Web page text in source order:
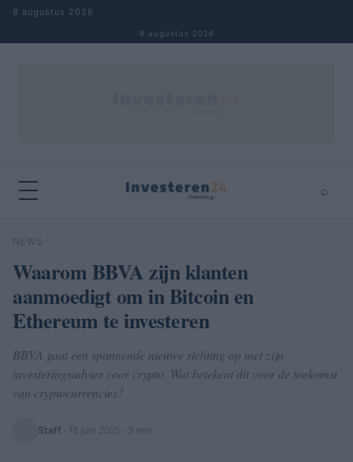
Naar inhoud springen
8 augustus 2026
8 augustus 2026
⌕
Zoeken
NEWS
Waarom BBVA zijn klanten
aanmoedigt om in Bitcoin en
Ethereum te investeren
BBVA gaat een spannende nieuwe richting op met zijn
investeringsadvies voor crypto. Wat betekent dit voor de toekomst
van cryptocurrencies?
Staff 18 juni 2025 · 3 min